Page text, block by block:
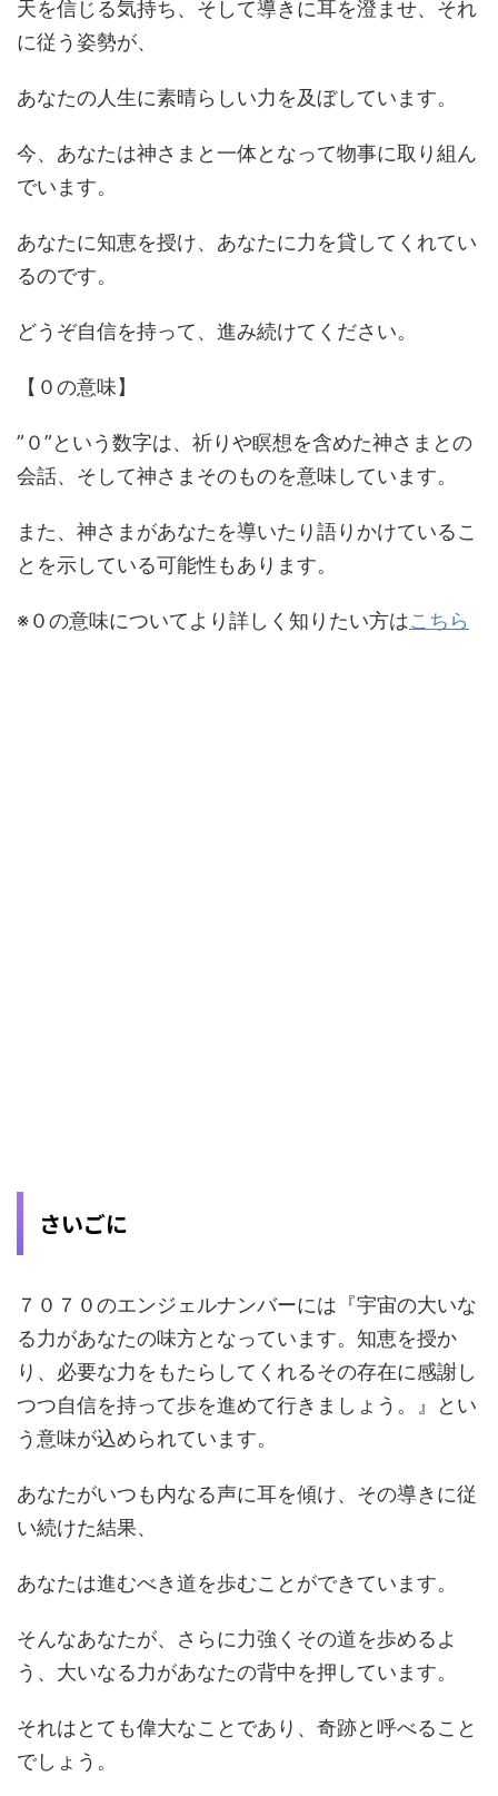
天を信じる気持ち、そして導きに耳を澄ませ、それ
に従う姿勢が、
あなたの人生に素晴らしい力を及ぼしています。
今、あなたは神さまと一体となって物事に取り組ん
でいます。
あなたに知恵を授け、あなたに力を貸してくれてい
るのです。
どうぞ自信を持って、進み続けてください。
【０の意味】
”０”という数字は、祈りや瞑想を含めた神さまとの
会話、そして神さまそのものを意味しています。
また、神さまがあなたを導いたり語りかけているこ
とを示している可能性もあります。
※０の意味についてより詳しく知りたい方はこちら
さいごに
７０７０のエンジェルナンバーには『宇宙の大いな
る力があなたの味方となっています。知恵を授か
り、必要な力をもたらしてくれるその存在に感謝し
つつ自信を持って歩を進めて行きましょう。』とい
う意味が込められています。
あなたがいつも内なる声に耳を傾け、その導きに従
い続けた結果、
あなたは進むべき道を歩むことができています。
そんなあなたが、さらに力強くその道を歩めるよ
う、大いなる力があなたの背中を押しています。
それはとても偉大なことであり、奇跡と呼べること
でしょう。